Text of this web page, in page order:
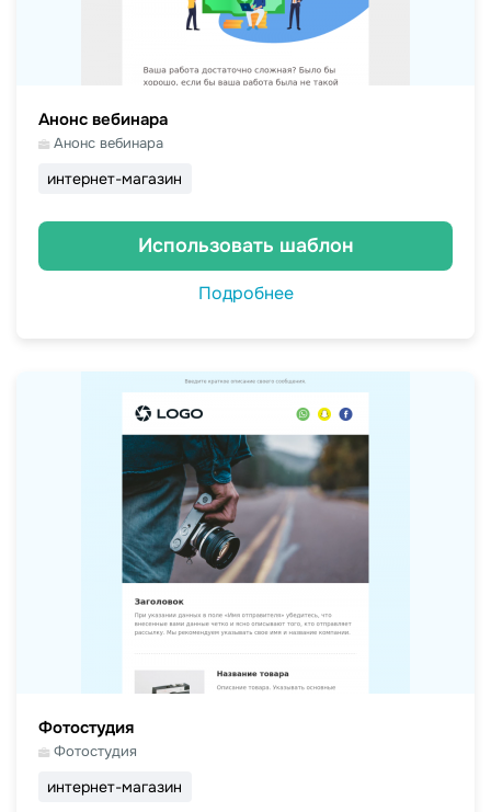
Анонс вебинара
Анонс вебинара
интернет-магазин
Использовать шаблон
Подробнее
Фотостудия
Фотостудия
интернет-магазин